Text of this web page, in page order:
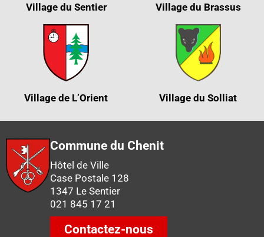
Village du Sentier Village du Brassus
Village de L’Orient Village du Solliat
Commune du Chenit
Hôtel de Ville
Case Postale 128
1347 Le Sentier
021 845 17 21
Contactez-nous